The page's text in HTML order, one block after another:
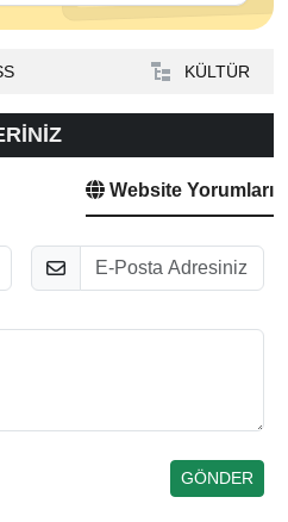
KÜLTÜR
Website Yorumları
E-Posta